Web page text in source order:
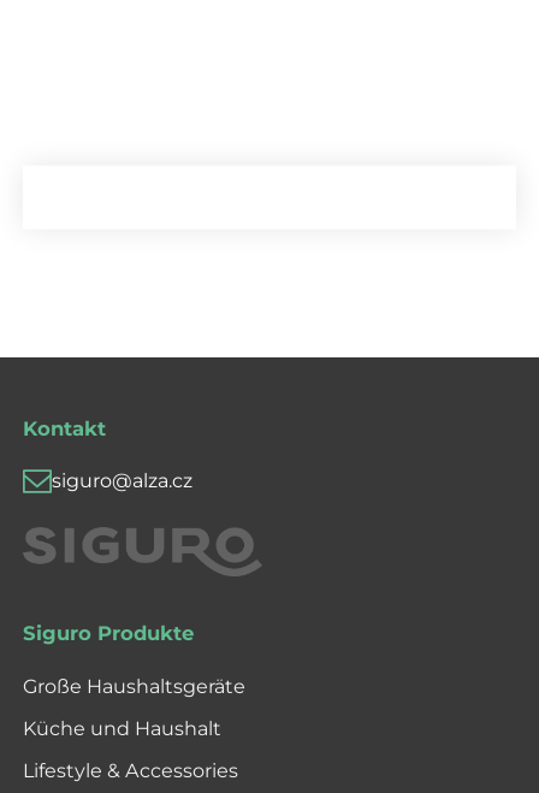
Kontakt
siguro@alza.cz
Siguro Produkte
Große Haushaltsgeräte
Küche und Haushalt
Lifestyle & Accessories